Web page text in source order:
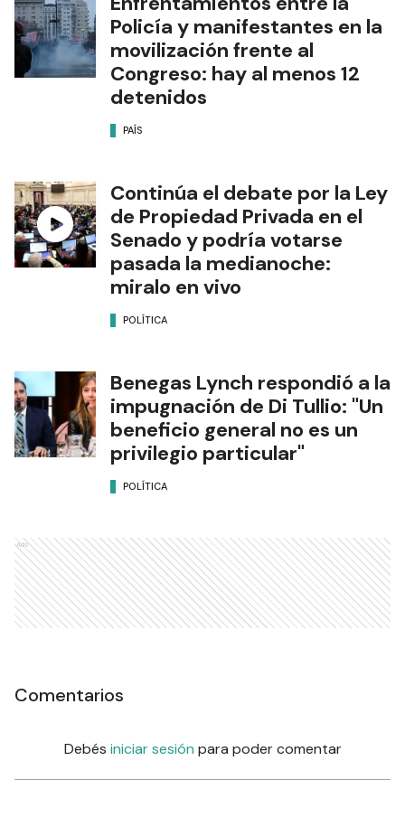
Policía y manifestantes en la
movilización frente al
Congreso: hay al menos 12
detenidos
PAÍS
Continúa el debate por la Ley
de Propiedad Privada en el
Senado y podría votarse
pasada la medianoche:
miralo en vivo
POLÍTICA
Benegas Lynch respondió a la
impugnación de Di Tullio: "Un
beneficio general no es un
privilegio particular"
POLÍTICA
Ads
Comentarios
Debés iniciar sesión para poder comentar